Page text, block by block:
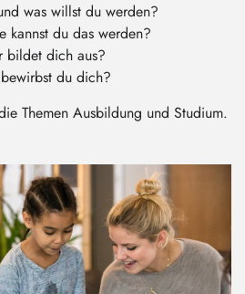
was willst du werden?
kannst du das werden?
bildet dich aus?
du dich?
Themen Ausbildung und Studium.